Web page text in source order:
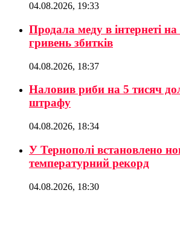
04.08.2026, 19:33
Продала меду в інтернеті
гривень збитків
04.08.2026, 18:37
Наловив риби на 5 тисяч
штрафу
04.08.2026, 18:34
У Тернополі встановлено
температурний рекорд
04.08.2026, 18:30